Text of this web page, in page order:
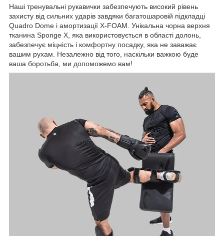
Наші тренувальні рукавички забезпечують високий рівень
захисту від сильних ударів завдяки багатошаровій підкладці
Quadro Dome і амортизації X-FOAM. Унікальна чорна верхня
тканина Sponge X, яка використовується в області долонь,
забезпечує міцність і комфортну посадку, яка не заважає
вашим рухам. Незалежно від того, наскільки важкою буде
ваша боротьба, ми допоможемо вам!